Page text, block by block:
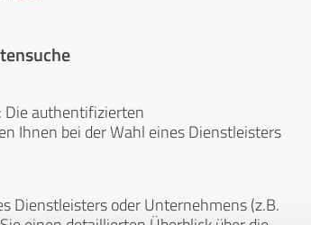
Die authentifizierten
Ihnen bei der Wahl eines Dienstleisters
Dienstleisters oder Unternehmens (z.B.